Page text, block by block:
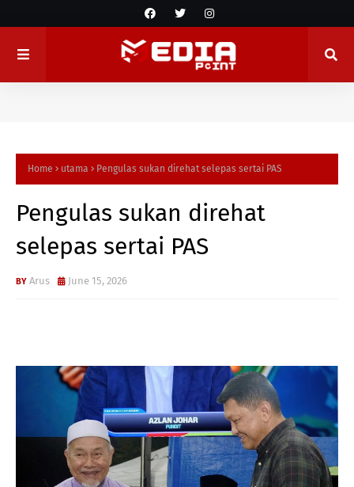
Home utama Pengulas sukan direhat selepas sertai PAS
Pengulas sukan direhat
selepas sertai PAS
Arus June 15, 2026